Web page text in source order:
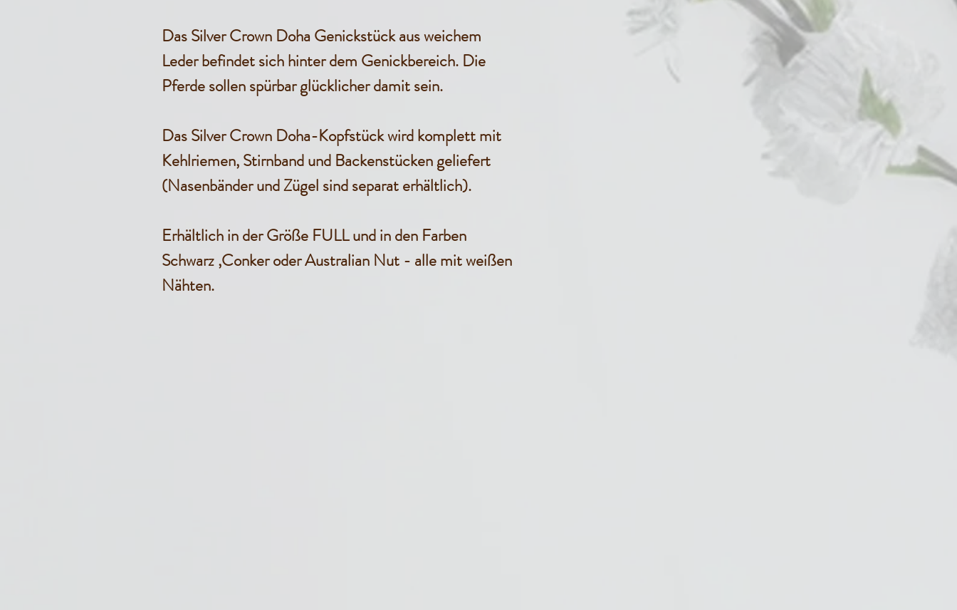
Das Silver Crown Doha Genickstück aus weichem
Leder befindet sich hinter dem Genickbereich. Die
Pferde sollen spürbar glücklicher damit sein.
Das Silver Crown Doha-Kopfstück wird komplett mit
Kehlriemen, Stirnband und Backenstücken geliefert
(Nasenbänder und Zügel sind separat erhältlich).
Erhältlich in der Größe FULL und in den Farben
Schwarz ,Conker oder Australian Nut - alle mit weißen
Nähten.